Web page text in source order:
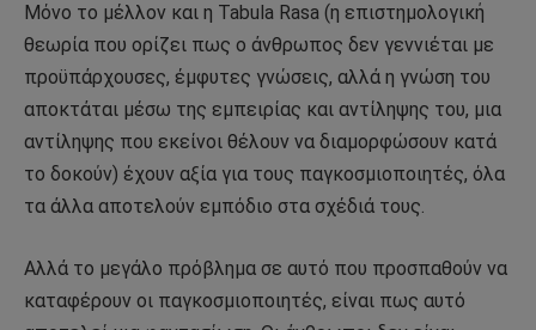
Μόνο το μέλλον και η Tabula Rasa (η επιστημολογική
θεωρία που ορίζει πως ο άνθρωπος δεν γεννιέται με
προϋπάρχουσες, έμφυτες γνώσεις, αλλά η γνώση του
αποκτάται μέσω της εμπειρίας και αντίληψης του, μια
αντίληψης που εκείνοι θέλουν να διαμορφώσουν κατά
το δοκούν) έχουν αξία για τους παγκοσμιοποιητές, όλα
τα άλλα αποτελούν εμπόδιο στα σχέδιά τους.
Αλλά το μεγάλο πρόβλημα σε αυτό που προσπαθούν να
καταφέρουν οι παγκοσμιοποιητές, είναι πως αυτό